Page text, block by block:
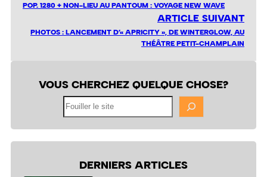
POP. 1280 + NON-LIEU AU PANTOUM : VOYAGE NEW WAVE
ARTICLE SUIVANT
PHOTOS : LANCEMENT D’« APRICITY », DE WINTERGLOW, AU
THÉÂTRE PETIT-CHAMPLAIN
VOUS CHERCHEZ QUELQUE CHOSE?
Fouiller
DERNIERS ARTICLES